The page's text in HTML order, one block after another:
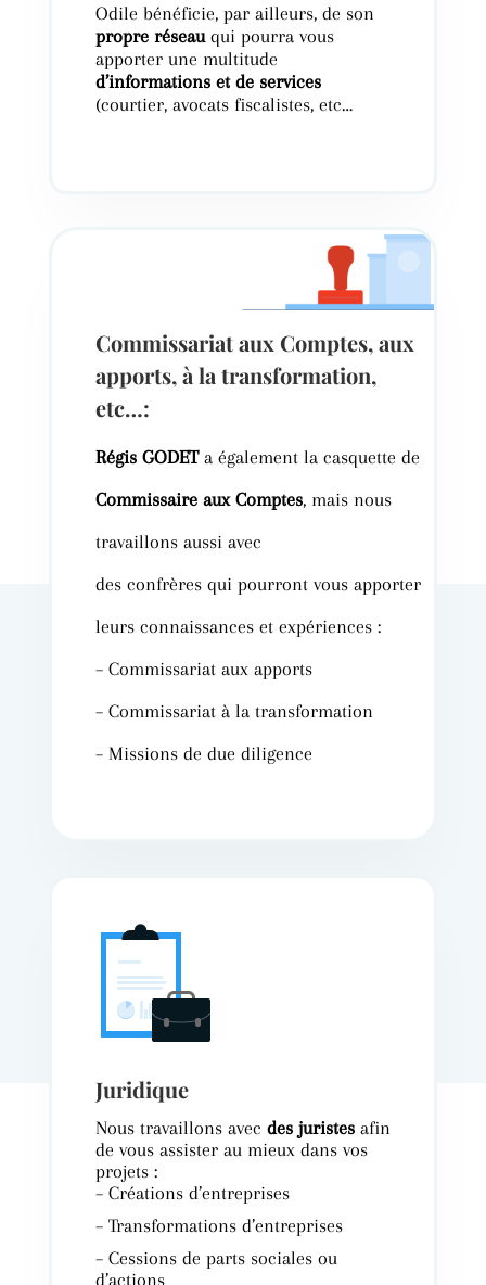
Odile bénéficie, par ailleurs, de son
propre réseauqui pourra vous
apporter une multitude
d’informations et de services
(courtier, avocats fiscalistes, etc…
Commissariat aux Comptes, aux
apports, à la transformation,
etc…:
Régis GODETa également la casquette de
Commissaire aux Comptes, mais nous
travaillons aussi avec
desconfrères qui pourront vous apporter
leurs connaissances et expériences :
–Commissariat aux apports
–Commissariat à la transformation
–Missions de due diligence
Juridique
Nous travaillons avec des juristesafin
de vous assister au mieux dans vos
projets :
– Créations d’entreprises
– Transformations d’entreprises
– Cessions de parts sociales ou
d’actions